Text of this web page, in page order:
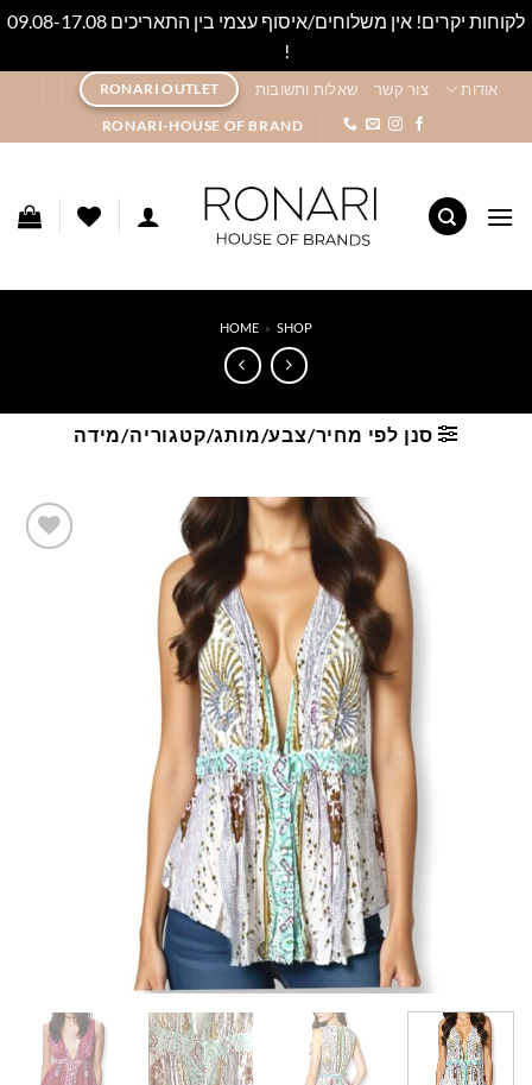
לקוחות יקרים! אין משלוחים/איסוף עצמי בין התאריכים 09.08-17.08
!
content
אודות צור קשר שאלות ותשובות RONARI OUTLET
RONARI-HOUSE OF BRAND
HOME » SHOP
סנן לפי מחיר/צבע/מותג/קטגוריה/מידה